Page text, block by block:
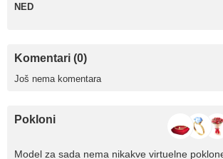
NED
Komentari (0)
Još nema komentara
Pokloni
Model za sada nema nikakve virtuelne